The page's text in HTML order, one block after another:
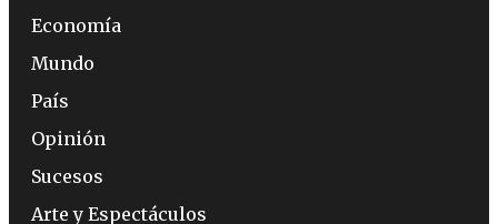
Economía
Mundo
País
Opinión
Sucesos
Arte y Espectáculos